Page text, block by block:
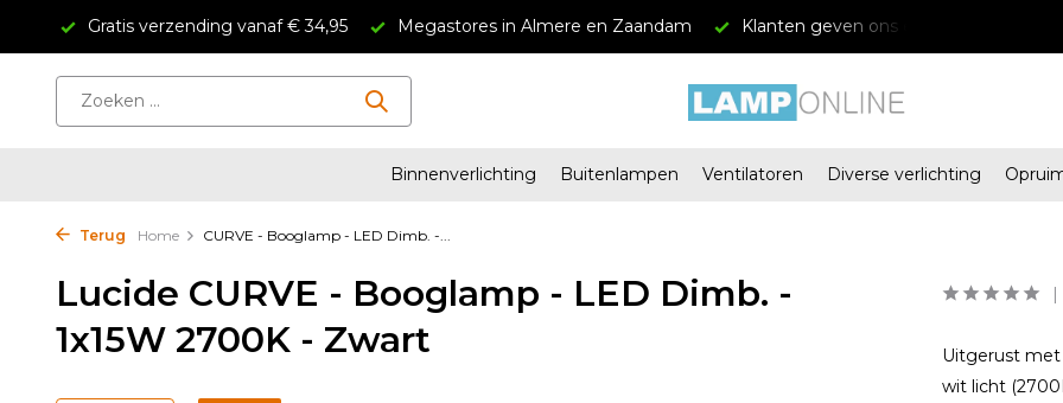
Gratis verzending vanaf € 34,95 Megastores in Almere en Zaandam Klanten geven ons een 4.5/5
Binnenverlichting Buitenlampen Ventilatoren Diverse verlichting
Terug Home CURVE - Booglamp - LED Dimb. -...
Lucide CURVE - Booglamp - LED Dimb. -
1x15W 2700K - Zwart
Uitgerust
wit licht